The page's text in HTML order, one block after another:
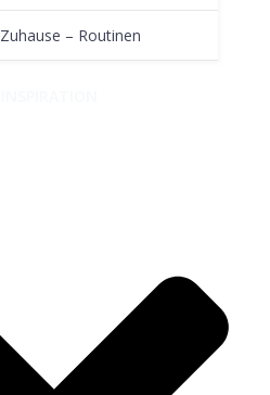
Zuhause – Routinen